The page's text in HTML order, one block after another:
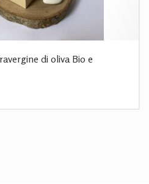
di oliva Bio e